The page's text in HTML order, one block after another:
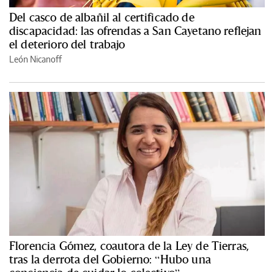
Del casco de albañil al certificado de
discapacidad: las ofrendas a San Cayetano reflejan
el deterioro del trabajo
León Nicanoff
Florencia Gómez, coautora de la Ley de Tierras,
tras la derrota del Gobierno: “Hubo una